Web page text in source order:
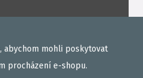
, abychom mohli poskytovat
procházení e-shopu.